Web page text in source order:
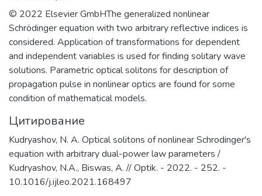
программами, востребованными на
российском и мировом рынке
образовательных услуг.
© 2022 Elsevier GmbHThe generalized nonlinear
Schrödinger equation with two arbitrary reflective indices is
considered. Application of transformations for dependent
and independent variables is used for finding solitary wave
solutions. Parametric optical solitons for description of
propagation pulse in nonlinear optics are found for some
condition of mathematical models.
Цитирование
Kudryashov, N. A. Optical solitons of nonlinear Schrodinger's
equation with arbitrary dual-power law parameters /
Kudryashov, N.A., Biswas, A. // Optik. - 2022. - 252. -
10.1016/j.ijleo.2021.168497